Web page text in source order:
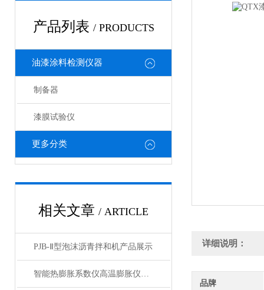
产品列表 / PRODUCTS
油漆涂料检测仪器
制备器
漆膜试验仪
更多分类
相关文章 / ARTICLE
PJB-Ⅱ型泡沫沥青拌和机产品展示
智能热膨胀系数仪高温膨胀仪产品展示
详细说明：
品牌